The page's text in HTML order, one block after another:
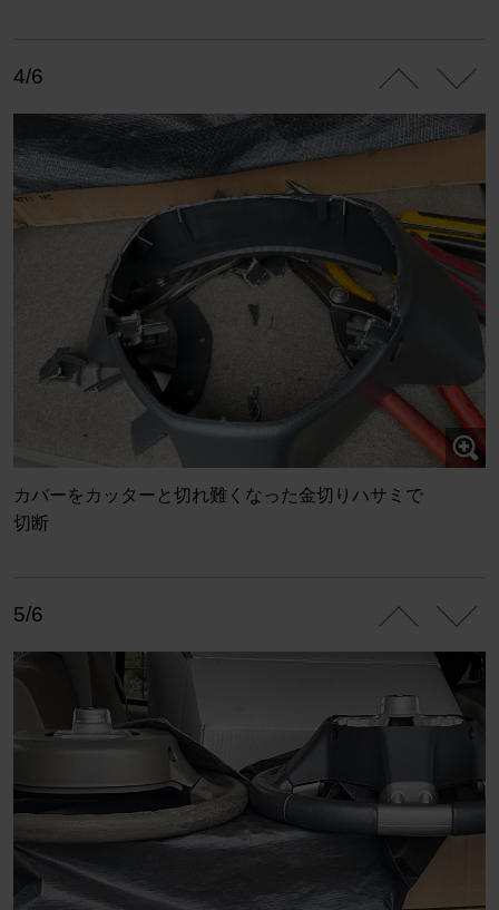
4/6
カバーをカッターと切れ難くなった金切りハサミで
切断
5/6